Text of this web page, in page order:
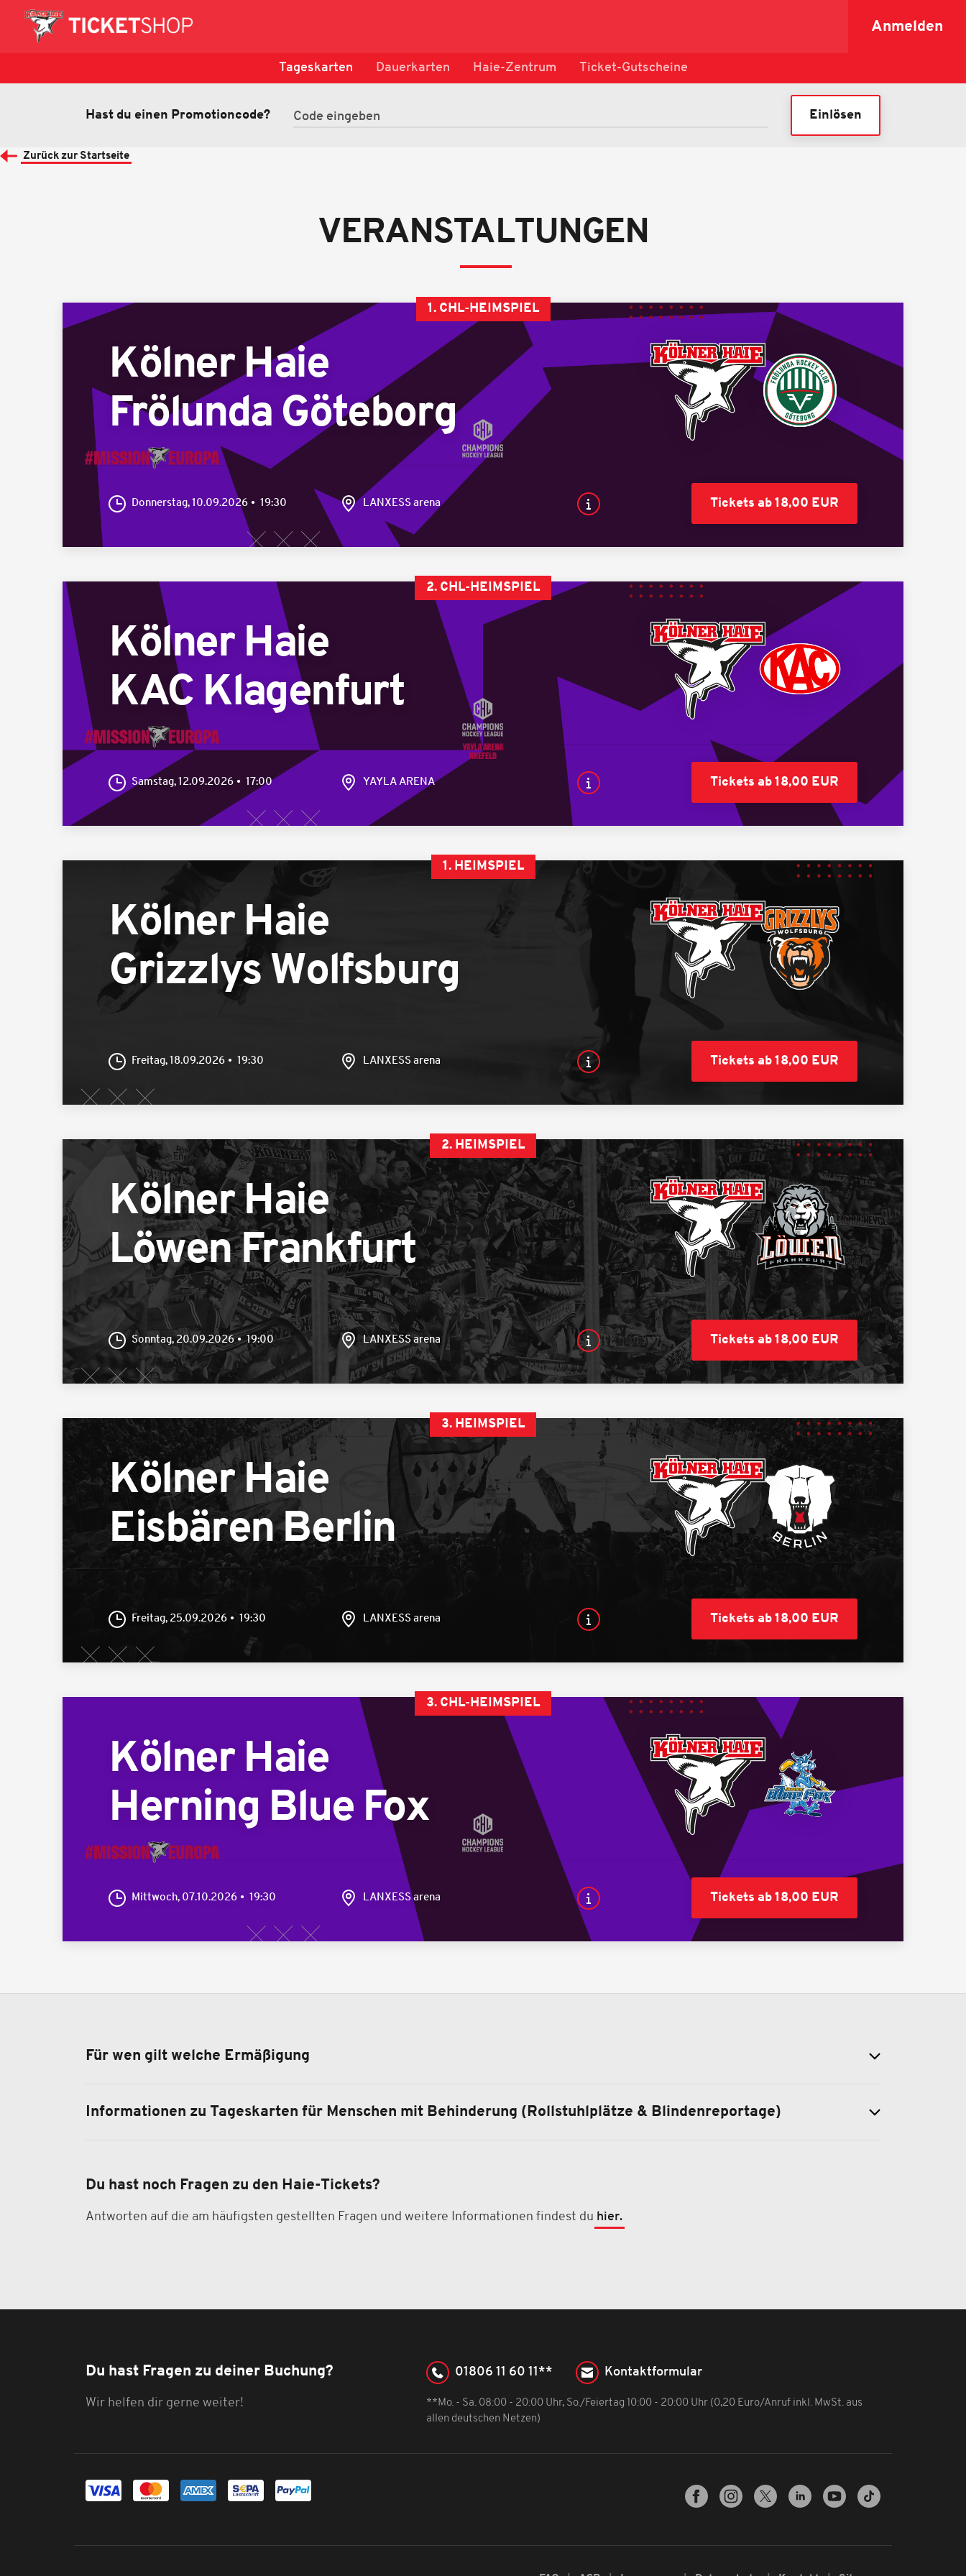
Anmelden
Tageskarten Dauerkarten Haie-Zentrum Ticket-Gutscheine
Hast du einen Promotioncode? Einlösen
Zurück zur Startseite
VERANSTALTUNGEN
1. CHL-HEIMSPIEL
Kölner Haie
Frölunda Göteborg
Donnerstag, 10.09.2026 19:30 LANXESS arena Tickets ab 18,00 EUR
2. CHL-HEIMSPIEL
Kölner Haie
KAC Klagenfurt
Samstag, 12.09.2026 17:00 YAYLA ARENA Tickets ab 18,00 EUR
1. HEIMSPIEL
Kölner Haie
Grizzlys Wolfsburg
Freitag, 18.09.2026 19:30 LANXESS arena Tickets ab 18,00 EUR
2. HEIMSPIEL
Kölner Haie
Löwen Frankfurt
Sonntag, 20.09.2026 19:00 LANXESS arena Tickets ab 18,00 EUR
3. HEIMSPIEL
Kölner Haie
Eisbären Berlin
Freitag, 25.09.2026 19:30 LANXESS arena Tickets ab 18,00 EUR
3. CHL-HEIMSPIEL
Kölner Haie
Herning Blue Fox
Mittwoch, 07.10.2026 19:30 LANXESS arena Tickets ab 18,00 EUR
Für wen gilt welche Ermäßigung
Informationen zu Tageskarten für Menschen mit Behinderung (Rollstuhlplätze & Blindenreportage)
Du hast noch Fragen zu den Haie-Tickets?
Antworten auf die am häufigsten gestellten Fragen und weitere Informationen findest du hier.
Du hast Fragen zu deiner Buchung?
Wir helfen dir gerne weiter!
01806 11 60 11** Kontaktformular
**Mo. - Sa. 08:00 - 20:00 Uhr, So./Feiertag 10:00 - 20:00 Uhr (0,20 Euro/Anruf inkl. MwSt. aus
allen deutschen Netzen)